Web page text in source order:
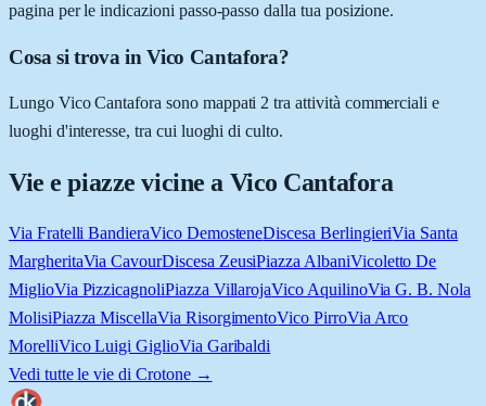
pagina per le indicazioni passo-passo dalla tua posizione.
Cosa si trova in Vico Cantafora?
Lungo Vico Cantafora sono mappati 2 tra attività commerciali e
luoghi d'interesse, tra cui luoghi di culto.
Vie e piazze vicine a Vico Cantafora
Via Fratelli BandieraVico DemosteneDiscesa BerlingieriVia Santa
MargheritaVia CavourDiscesa ZeusiPiazza AlbaniVicoletto De
MiglioVia PizzicagnoliPiazza VillarojaVico AquilinoVia G. B. Nola
MolisiPiazza MiscellaVia RisorgimentoVico PirroVia Arco
MorelliVico Luigi GiglioVia Garibaldi
Vedi tutte le vie di Crotone→